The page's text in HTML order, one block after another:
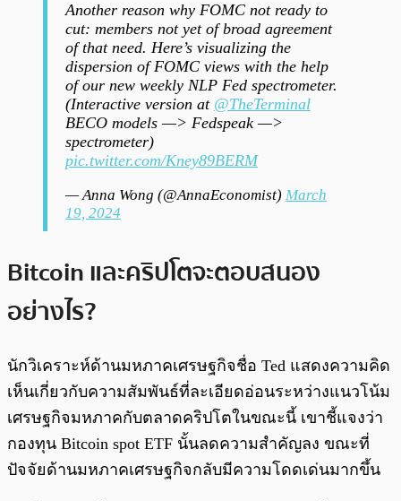
Another reason why FOMC not ready to
cut: members not yet of broad agreement
of that need. Here’s visualizing the
dispersion of FOMC views with the help
of our new weekly NLP Fed spectrometer.
(Interactive version at @TheTerminal
BECO models —> Fedspeak —>
spectrometer)
pic.twitter.com/Kney89BERM
— Anna Wong (@AnnaEconomist) March
19, 2024
Bitcoin และคริปโตจะตอบสนอง
อย่างไร?
นักวิเคราะห์ด้านมหภาคเศรษฐกิจชื่อ Ted แสดงความคิด
เห็นเกี่ยวกับความสัมพันธ์ที่ละเอียดอ่อนระหว่างแนวโน้ม
เศรษฐกิจมหภาคกับตลาดคริปโตในขณะนี้ เขาชี้แจงว่า
กองทุน Bitcoin spot ETF นั้นลดความสำคัญลง ขณะที่
ปัจจัยด้านมหภาคเศรษฐกิจกลับมีความโดดเด่นมากขึ้น